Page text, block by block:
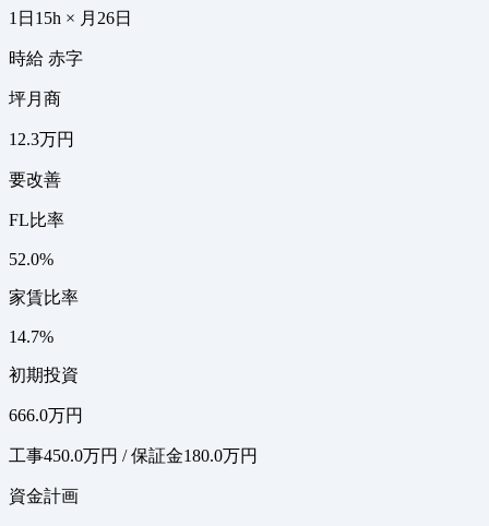
1日15h × 月26日
時給 赤字
坪月商
12.3万円
要改善
FL比率
52.0%
家賃比率
14.7%
初期投資
666.0万円
工事450.0万円 / 保証金180.0万円
資金計画